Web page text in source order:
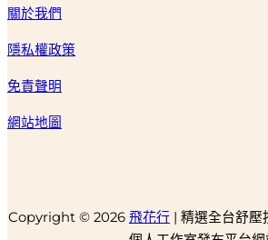
關於我們
隱私權政策
免責聲明
網站地圖
Copyright © 2026 飛花行 | 精選全台舒壓